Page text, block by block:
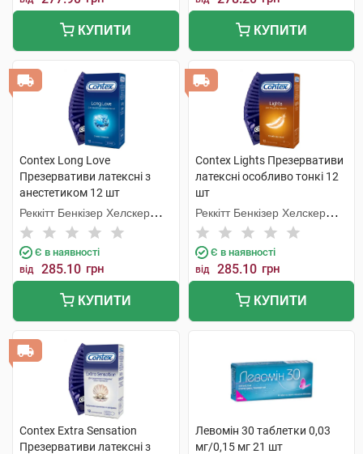
КУПИТИ КУПИТИ
Contex Long Love
Презервативи латексні з
анестетиком 12 шт
Реккітт Бенкізер Хелскер
Мануфектурінг
Є в наявності
від 285.10 грн
КУПИТИ
Contex Lights Презервативи
латексні особливо тонкі 12
шт
Реккітт Бенкізер Хелскер
Мануфектурінг
Є в наявності
від 285.10 грн
КУПИТИ
Contex Extra Sensation
Презервативи латексні з
Левомін 30 таблетки 0,03
мг/0,15 мг 21 шт